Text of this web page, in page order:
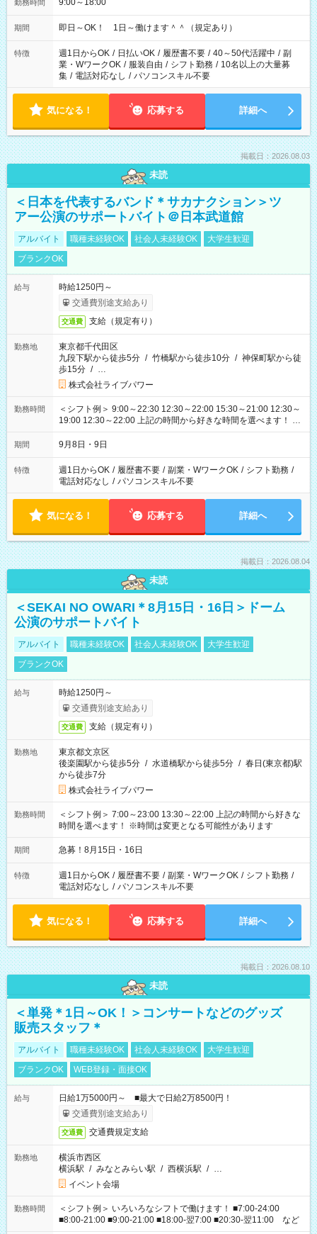
勤務時間 9:00～18:00
期間 即日～OK！ 1日～働けます＾＾（規定あり）
特徴 週1日からOK / 日払いOK / 履歴書不要 / 40～50代活躍中 / 副
業・WワークOK / 服装自由 / シフト勤務 / 10名以上の大量募
集 / 電話対応なし / パソコンスキル不要
気になる！ 応募する 詳細へ
掲載日：2026.08.03
未読
＜日本を代表するバンド＊サカナクション＞ツ
アー公演のサポートバイト＠日本武道館
アルバイト 職種未経験OK 社会人未経験OK
大学生歓迎
ブランクOK
給与
時給1250円～
交通費別途支給あり
交通費 支給（規定有り）
勤務地
東京都千代田区
九段下駅から徒歩5分 / 竹橋駅から徒歩10分 / 神保町駅から徒
歩15分 / …
株式会社ライブパワー
勤務時間
＜シフト例＞ 9:00～22:30 12:30～22:00 15:30～21:00 12:30～
19:00 12:30～22:00 上記の時間から好きな時間を選べます！ ※
時間は変更となる可能性があります
期間 9月8日・9日
特徴 週1日からOK / 履歴書不要 / 副業・WワークOK / シフト勤務 /
電話対応なし / パソコンスキル不要
気になる！ 応募する 詳細へ
掲載日：2026.08.04
未読
＜SEKAI NO OWARI＊8月15日・16日＞ドーム
公演のサポートバイト
アルバイト 職種未経験OK 社会人未経験OK
大学生歓迎
ブランクOK
給与
時給1250円～
交通費別途支給あり
交通費 支給（規定有り）
勤務地
東京都文京区
後楽園駅から徒歩5分 / 水道橋駅から徒歩5分 / 春日(東京都)駅
から徒歩7分
株式会社ライブパワー
勤務時間
＜シフト例＞ 7:00～23:00 13:30～22:00 上記の時間から好きな
時間を選べます！ ※時間は変更となる可能性があります
期間 急募！8月15日・16日
特徴 週1日からOK / 履歴書不要 / 副業・WワークOK / シフト勤務 /
電話対応なし / パソコンスキル不要
気になる！ 応募する 詳細へ
掲載日：2026.08.10
未読
＜単発＊1日～OK！＞コンサートなどのグッズ
販売スタッフ＊
アルバイト 職種未経験OK 社会人未経験OK
大学生歓迎
ブランクOK
WEB登録・面接OK
給与
日給1万5000円～ ■最大で日給2万8500円！
交通費別途支給あり
交通費 交通費規定支給
勤務地
横浜市西区
横浜駅 / みなとみらい駅 / 西横浜駅 / …
イベント会場
勤務時間
＜シフト例＞ いろいろなシフトで働けます！ ■7:00-24:00
■8:00-21:00 ■9:00-21:00 ■18:00-翌7:00 ■20:30-翌11:00 など